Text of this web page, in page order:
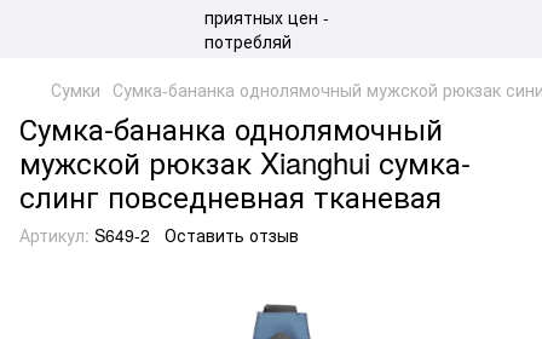
Сумки Сумка-бананка однолямочный мужской рюкзак
Сумка-бананка однолямочный
мужской рюкзак Xianghui сумка-
слинг повседневная тканевая
Артикул: S649-2 Оставить отзыв